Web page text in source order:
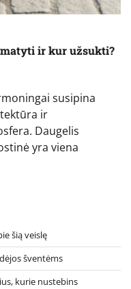
ir kur užsukti?
susipina
ir
Daugelis
yra viena
šią veislę
šventėms
kurie nustebins